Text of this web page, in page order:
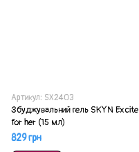
Артикул: SX2403
Збуджувальний гель SKYN Excite
for her (15 мл)
829 грн